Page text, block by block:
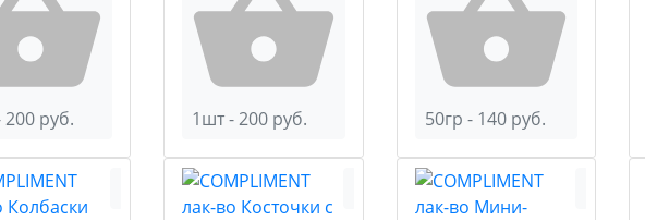
руб. 1шт - 200 руб. 50гр - 140 руб.